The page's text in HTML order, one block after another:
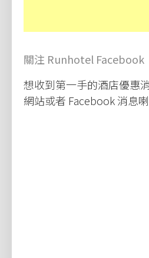
關注 Runhotel Facebook
想收到第一手的酒店優惠
網站或者 Facebook 消息